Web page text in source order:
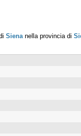
Siena nella provincia di